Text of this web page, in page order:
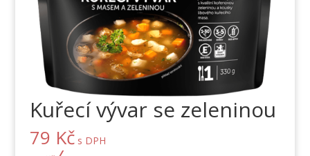
Kuřecí vývar se zeleninou
79 Kč s DPH